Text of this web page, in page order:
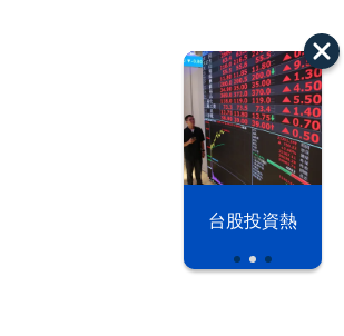
台股投資熱